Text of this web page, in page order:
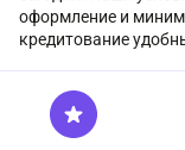
оформление и
кредитование